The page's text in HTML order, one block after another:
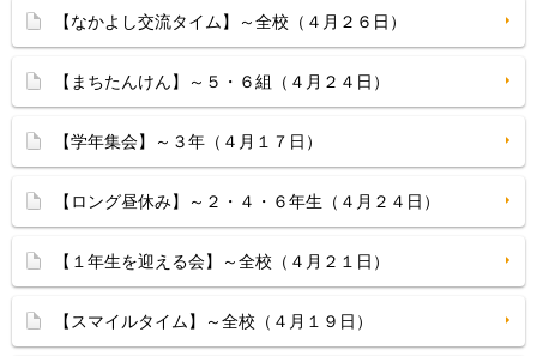
【なかよし交流タイム】～全校（４月２６日）
【まちたんけん】～５・６組（４月２４日）
【学年集会】～３年（４月１７日）
【ロング昼休み】～２・４・６年生（４月２４日）
【１年生を迎える会】～全校（４月２１日）
【スマイルタイム】～全校（４月１９日）